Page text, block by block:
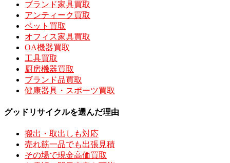
ブランド家具買取
アンティーク買取
ベット買取
オフィス家具買取
OA機器買取
工具買取
厨房機器買取
ブランド品買取
健康器具・スポーツ買取
グッドリサイクルを選んだ理由
搬出・取出しも対応
売れ筋一品でも出張見積
その場で現金高価買取